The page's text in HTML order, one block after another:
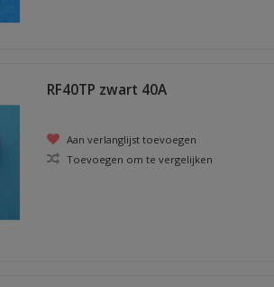
RF40TP zwart 40A
Aan verlanglijst toevoegen
Toevoegen om te vergelijken